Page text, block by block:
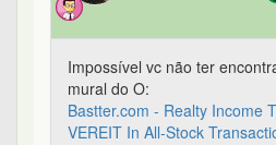
Impossível vc não ter
mural do O:
Bastter.com - Realty Income
VEREIT In All-Stock